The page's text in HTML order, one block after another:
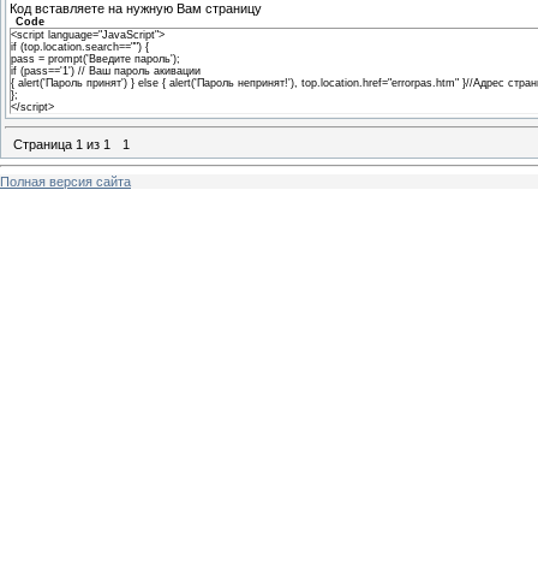
Код вставляете на нужную Вам страницу
Code
<script language="JavaScript">
if (top.location.search=="") {
pass = prompt('Введите пароль');
if (pass=='1') // Ваш пароль акивации
{ alert('Пароль принят') } else { alert('Пароль непринят!'), top.location.href="errorpas.htm" }//Адрес
};
</script>
Страница 1 из 1 1
Полная версия сайта